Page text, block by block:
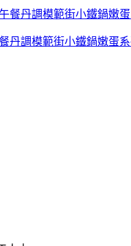
丹調模範街小鐵鍋嫩蛋